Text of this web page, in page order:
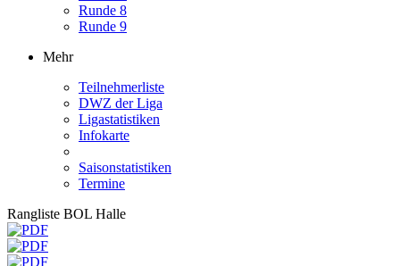
Runde 8
Runde 9
Mehr
Teilnehmerliste
DWZ der Liga
Ligastatistiken
Infokarte
Saisonstatistiken
Termine
Rangliste BOL Halle